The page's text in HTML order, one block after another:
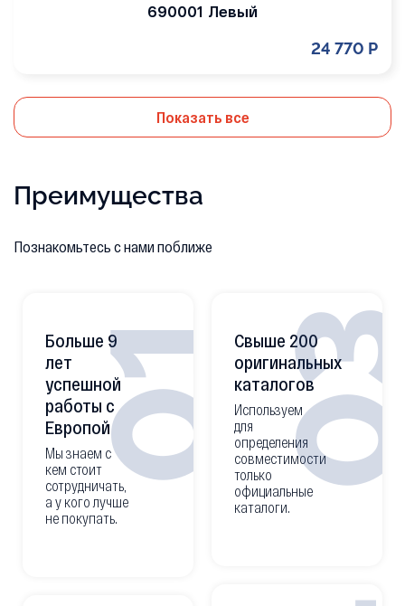
690001 Левый
24 770 Р
Показать все
Преимущества
Познакомьтесь с нами поближе
01
Больше 9
лет
успешной
работы с
Европой
Мы знаем с
кем стоит
сотрудничать,
а у кого лучше
не покупать.
Свыше 200
оригинальных
каталогов
Используем
для
определения
совместимости
только
официальные
каталоги.